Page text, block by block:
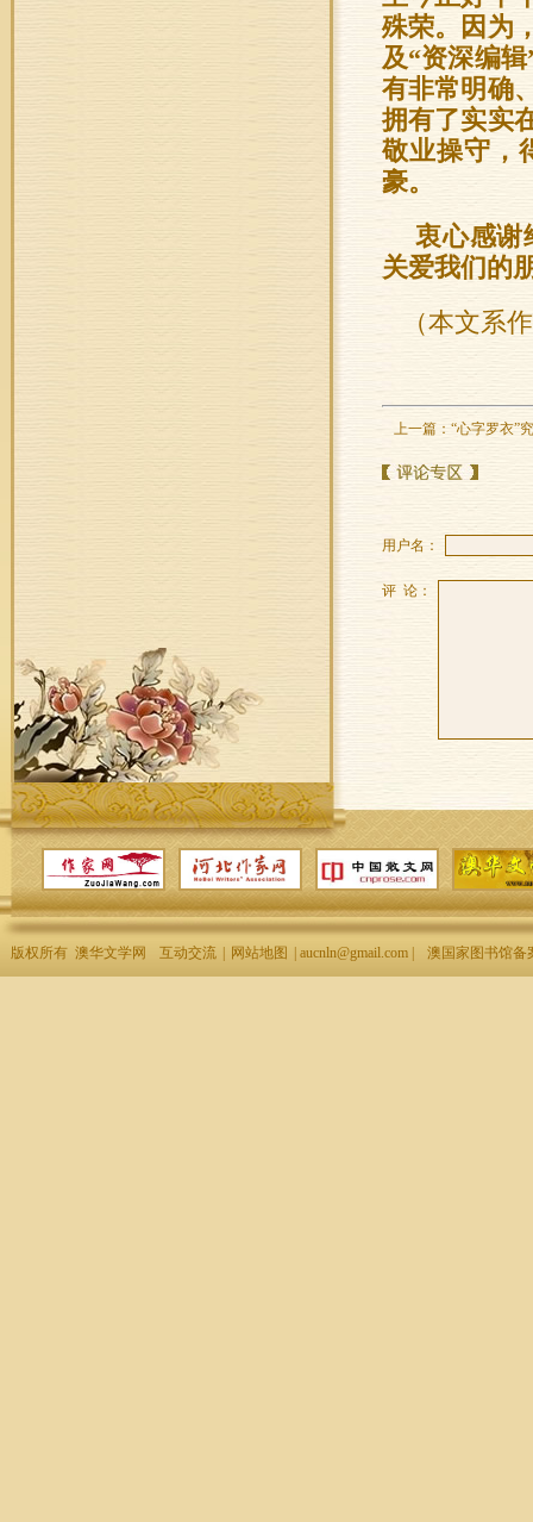
殊荣。因为
及“资深编
有非常明确
拥有了实实
敬业操守，
豪。
衷心感谢
关爱我们的
（本文系
上一篇： “心字罗衣”
用户名：
评 论：
版权所有 澳华文学网 互动交流 网站地图 | aucnln@gmail.com | 澳国家图书馆备